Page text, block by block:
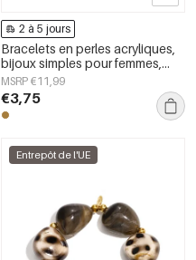
2 à 5 jours
Bracelets en perles acryliques,
bijoux simples pour femmes,
collection Daily Simple
MSRP €11,99
€3,75
Entrepôt de l'UE